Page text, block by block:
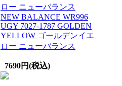
NEW BALANCE WR996
UGY 7027-1787 GOLDEN
YELLOW ゴールデンイエ
ロー ニューバランス
7690円(税込)